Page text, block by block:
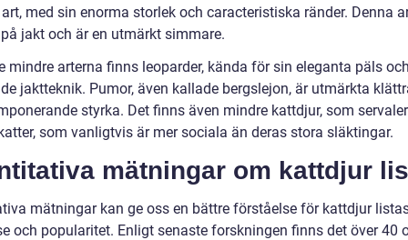
med sin enorma storlek och caracteristiska ränder. Denna
jakt och är en utmärkt simmare.
mindre arterna finns leoparder, kända för sin eleganta päls
jaktteknik. Pumor, även kallade bergslejon, är utmärkta
styrka. Det finns även mindre kattdjur, som
som vanligtvis är mer sociala än deras stora släktingar.
mätningar om kattdjur
mätningar kan ge oss en bättre förståelse för kattdjur
och popularitet. Enligt senaste forskningen finns det över 40